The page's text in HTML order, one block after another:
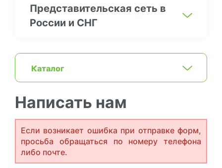
Представительская сеть в
России и СНГ
Каталог
Написать нам
Если возникает ошибка при отправке форм,
просьба обращаться по номеру телефона
либо почте.